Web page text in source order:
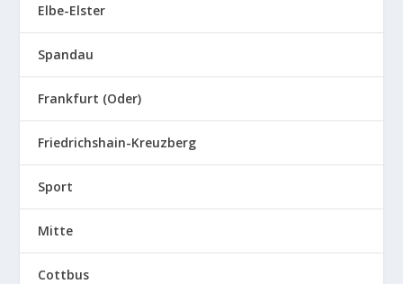
Elbe-Elster
Spandau
Frankfurt (Oder)
Friedrichshain-Kreuzberg
Sport
Mitte
Cottbus